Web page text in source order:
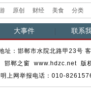
原创 财经 美食 分类
大事件 联系
址：邯郸市水院北路甲23号
邯郸之窗 www.hdzc.net 版
明上网举报电话：010-